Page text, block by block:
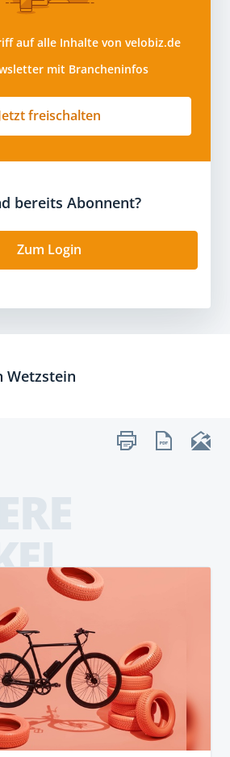
auf alle Inhalte von velobiz.de
mit Brancheninfos
freischalten
bereits Abonnent?
Zum Login
Wetzstein